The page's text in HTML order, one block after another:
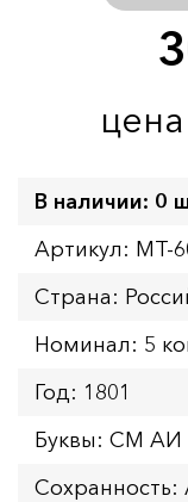
В наличии: 0
Артикул: MT-
Страна:
Номинал: 5
Год: 1801
Буквы: СМ АИ
Сохранность: